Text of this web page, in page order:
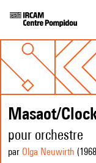
Masaot/
pour orchestre
par Olga Neuwirth (1968